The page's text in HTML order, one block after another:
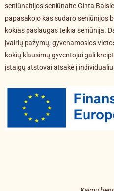
seniūnaitijos seniūnaite Ginta
papasakojo kas sudaro seniūnijos
kokias paslaugas teikia seniūnija.
įvairių pažymų, gyvenamosios
kokių klausimų gyventojai gali
įstaigų atstovai atsakė į